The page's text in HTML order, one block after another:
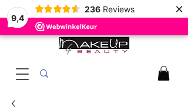
9,4
236 Reviews ×